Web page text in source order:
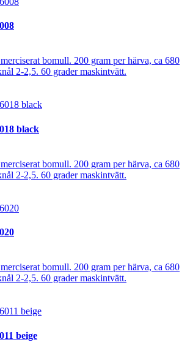
bomull. 200 gram per härva, ca 680
2-2,5. 60 grader maskintvätt.
black
bomull. 200 gram per härva, ca 680
2-2,5. 60 grader maskintvätt.
bomull. 200 gram per härva, ca 680
2-2,5. 60 grader maskintvätt.
beige